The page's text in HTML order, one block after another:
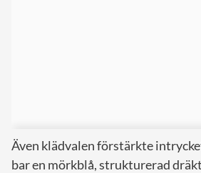
Även klädvalen förstärkte
bar en mörkblå, strukturerad